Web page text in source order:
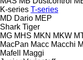
K-series T-series
MD Dario MEP
Shark Tiger
MG MHS MKN MKW
MacPan Macc Macchi
Mafell
Maggi